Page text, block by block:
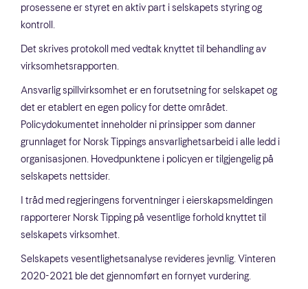
prosessene er styret en aktiv part i selskapets styring og
kontroll.
Det skrives protokoll med vedtak knyttet til behandling av
virksomhetsrapporten.
Ansvarlig spillvirksomhet er en forutsetning for selskapet og
det er etablert en egen policy for dette området.
Policydokumentet inneholder ni prinsipper som danner
grunnlaget for Norsk Tippings ansvarlighetsarbeid i alle ledd i
organisasjonen. Hovedpunktene i policyen er tilgjengelig på
selskapets nettsider.
I tråd med regjeringens forventninger i eierskapsmeldingen
rapporterer Norsk Tipping på vesentlige forhold knyttet til
selskapets virksomhet.
Selskapets vesentlighetsanalyse revideres jevnlig. Vinteren
2020-2021 ble det gjennomført en fornyet vurdering.